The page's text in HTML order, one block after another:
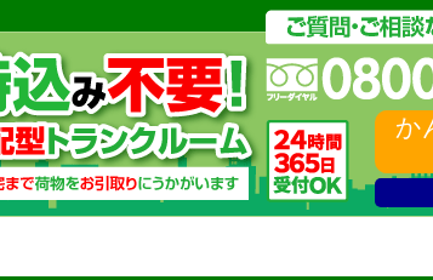
か